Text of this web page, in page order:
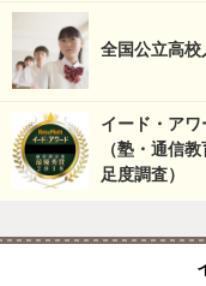
全国公立高校
イード・アワ
（塾・通信
足度調査）